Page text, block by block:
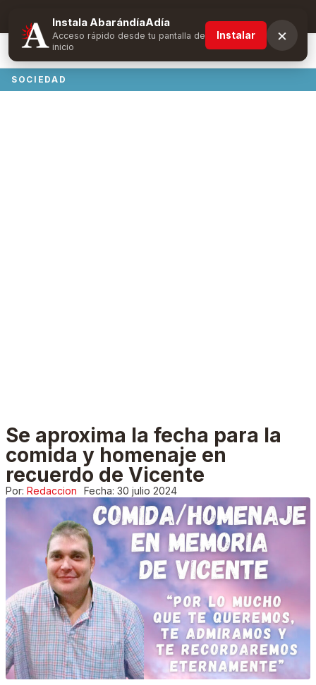
Suscríbete y obtén ventajas exclusivas
SOCIEDAD
Se aproxima la fecha para la
comida y homenaje en
recuerdo de Vicente
Por: Redaccion Fecha: 30 julio 2024
Instala AbarándíaAdía
Acceso rápido desde tu pantalla de
inicio
Instalar ×